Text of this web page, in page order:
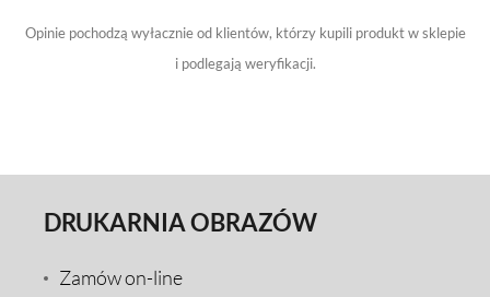
Opinie pochodzą wyłacznie od klientów, którzy kupili produkt w sklepie
i podlegają weryfikacji.
DRUKARNIA OBRAZÓW
Zamów on-line